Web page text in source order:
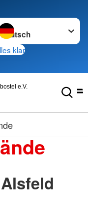
wechseln zu
klar
e.V.